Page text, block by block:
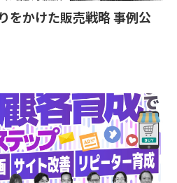
をかけた販売戦略 事例公